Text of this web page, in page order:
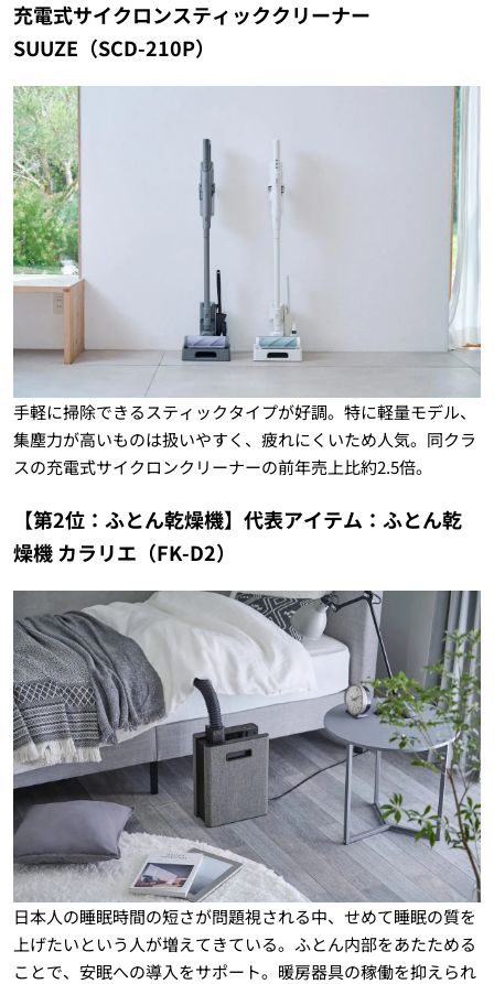
充電式サイクロンスティッククリーナー
SUUZE（SCD-210P）
手軽に掃除できるスティックタイプが好調。特に軽量モデル、
集塵力が高いものは扱いやすく、疲れにくいため人気。同クラ
スの充電式サイクロンクリーナーの前年売上比約2.5倍。
【第2位：ふとん乾燥機】代表アイテム：ふとん乾
燥機 カラリエ（FK-D2）
日本人の睡眠時間の短さが問題視される中、せめて睡眠の質を
上げたいという人が増えてきている。ふとん内部をあたためる
ことで、安眠への導入をサポート。暖房器具の稼働を抑えられ